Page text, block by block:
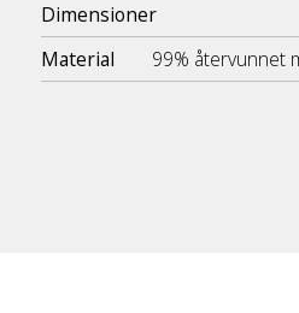
Dimensioner
Material
99% återvunnet